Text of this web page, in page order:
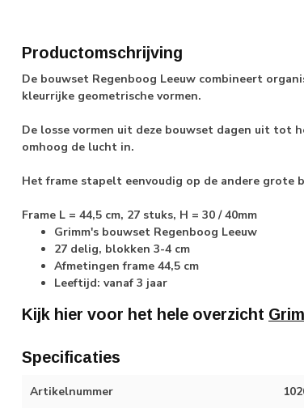
Productomschrijving
De bouwset Regenboog Leeuw combineert
kleurrijke geometrische vormen.
De losse vormen uit deze bouwset dagen uit tot
omhoog de lucht in.
Het frame stapelt eenvoudig op de andere grote
Frame L = 44,5 cm, 27 stuks, H = 30 / 40mm
Grimm's bouwset Regenboog Leeuw
27 delig, blokken 3-4 cm
Afmetingen frame 44,5 cm
Leeftijd: vanaf 3 jaar
Kijk hier voor het hele overzicht
Specificaties
Artikelnummer